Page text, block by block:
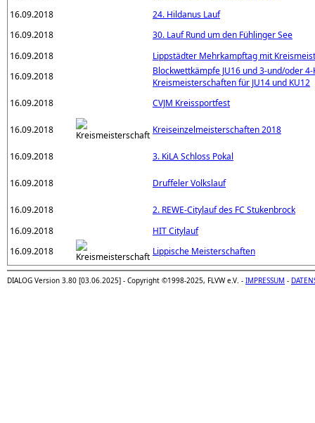
16.09.2018
24. Hildanus Lauf
16.09.2018
30. Lauf Rund um den Fühlinger See
16.09.2018
Lippstädter Mehrkampftag mit
16.09.2018
Blockwettkämpfe JU16 und 3-und/oder
Kreismeisterschaften für JU14 und KU12
16.09.2018
CVJM Kreissportfest
16.09.2018 Kreiseinzelmeisterschaften 2018
16.09.2018 3. KiLA Schloss Pokal
16.09.2018 Druffeler Volkslauf
16.09.2018
2. REWE-Citylauf des FC Stukenbrock
16.09.2018
HIT Citylauf
16.09.2018
Lippische Meisterschaften
DIALOG Version 3.80 [03.06.2025] - Copyright ©1998-2025, FLVW e.V. - IMPRESSUM -